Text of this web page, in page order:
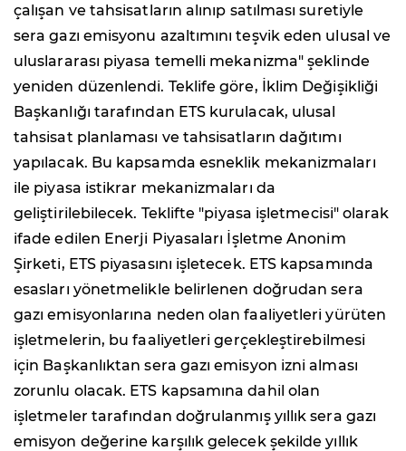
çalışan ve tahsisatların alınıp satılması suretiyle
sera gazı emisyonu azaltımını teşvik eden ulusal ve
uluslararası piyasa temelli mekanizma" şeklinde
yeniden düzenlendi. Teklife göre, İklim Değişikliği
Başkanlığı tarafından ETS kurulacak, ulusal
tahsisat planlaması ve tahsisatların dağıtımı
yapılacak. Bu kapsamda esneklik mekanizmaları
ile piyasa istikrar mekanizmaları da
geliştirilebilecek. Teklifte "piyasa işletmecisi" olarak
ifade edilen Enerji Piyasaları İşletme Anonim
Şirketi, ETS piyasasını işletecek. ETS kapsamında
esasları yönetmelikle belirlenen doğrudan sera
gazı emisyonlarına neden olan faaliyetleri yürüten
işletmelerin, bu faaliyetleri gerçekleştirebilmesi
için Başkanlıktan sera gazı emisyon izni alması
zorunlu olacak. ETS kapsamına dahil olan
işletmeler tarafından doğrulanmış yıllık sera gazı
emisyon değerine karşılık gelecek şekilde yıllık